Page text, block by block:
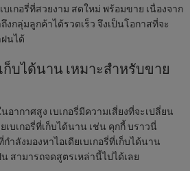
เกอรี่ที่สวยงาม สดใหม่ พร้อมขาย เนื่องจาก
งกลุ่มลูกค้าได้รวดเร็ว จึงเป็นโอกาสที่จะ
นได้
ก็บได้นาน เหมาะสำหรับขาย
ากาศสูง เบเกอรี่มีความเสี่ยงที่จะเปลี่ยน
บเกอรี่ที่เก็บได้นาน เช่น คุกกี้ บราวนี่
ลังมองหาไอเดียเบเกอรี่ที่เก็บได้นาน
สามารถจดสูตรเหล่านี้ไปได้เลย